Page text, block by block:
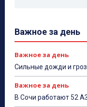
Важное за день
Важное за день
Сильные дожди и
Важное за день
В Сочи работают 52